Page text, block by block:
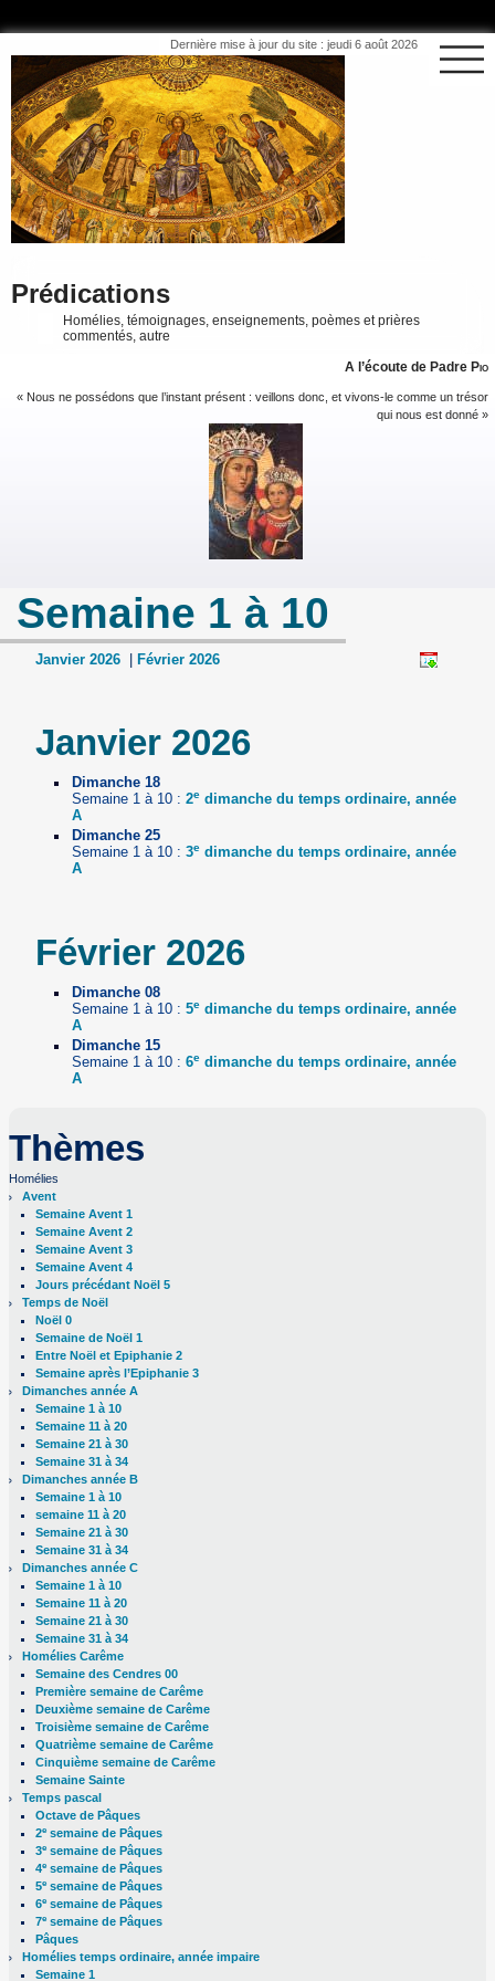
Dernière mise à jour du site : jeudi 6 août 2026
Prédications
Homélies, témoignages, enseignements, poèmes et prières
commentés, autre
A l’écoute de Padre Pio
« Nous ne possédons que l’instant présent : veillons donc, et vivons-le comme un trésor
qui nous est donné »
Semaine 1 à 10
Janvier 2026 |Février 2026
Janvier 2026
Dimanche 18
Semaine 1 à 10 : 2edimanche du temps ordinaire, année
A
Dimanche 25
Semaine 1 à 10 : 3edimanche du temps ordinaire, année
A
Février 2026
Dimanche 08
Semaine 1 à 10 : 5edimanche du temps ordinaire, année
A
Dimanche 15
Semaine 1 à 10 : 6edimanche du temps ordinaire, année
A
Thèmes
Homélies
Avent
Semaine Avent 1
Semaine Avent 2
Semaine Avent 3
Semaine Avent 4
Jours précédant Noël 5
Temps de Noël
Noël 0
Semaine de Noël 1
Entre Noël et Epiphanie 2
Semaine après l’Epiphanie 3
Dimanches année A
Semaine 1 à 10
Semaine 11 à 20
Semaine 21 à 30
Semaine 31 à 34
Dimanches année B
Semaine 1 à 10
semaine 11 à 20
Semaine 21 à 30
Semaine 31 à 34
Dimanches année C
Semaine 1 à 10
Semaine 11 à 20
Semaine 21 à 30
Semaine 31 à 34
Homélies Carême
Semaine des Cendres 00
Première semaine de Carême
Deuxième semaine de Carême
Troisième semaine de Carême
Quatrième semaine de Carême
Cinquième semaine de Carême
Semaine Sainte
Temps pascal
Octave de Pâques
2esemaine de Pâques
3esemaine de Pâques
4esemaine de Pâques
5esemaine de Pâques
6esemaine de Pâques
7esemaine de Pâques
Pâques
Homélies temps ordinaire, année impaire
Semaine 1